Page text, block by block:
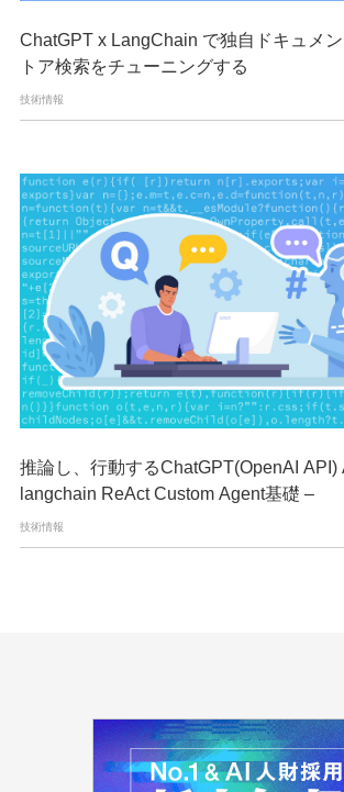
ChatGPT x LangChain で独自ドキュメ
トア検索をチューニングする
技術情報
推論し、行動するChatGPT(OpenAI API)
langchain ReAct Custom Agent基礎 –
技術情報